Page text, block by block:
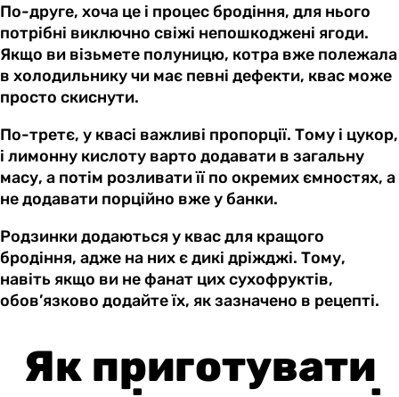
По-друге, хоча це і процес бродіння, для нього
потрібні виключно свіжі непошкоджені ягоди.
Якщо ви візьмете полуницю, котра вже полежала
в холодильнику чи має певні дефекти, квас може
просто скиснути.
По-третє, у квасі важливі пропорції. Тому і цукор,
і лимонну кислоту варто додавати в загальну
масу, а потім розливати її по окремих ємностях, а
не додавати порційно вже у банки.
Родзинки додаються у квас для кращого
бродіння, адже на них є дикі дріжджі. Тому,
навіть якщо ви не фанат цих сухофруктів,
обов’язково додайте їх, як зазначено в рецепті.
Як приготувати